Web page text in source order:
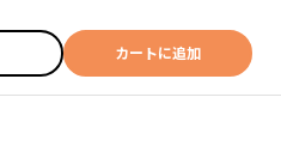
カートに追加